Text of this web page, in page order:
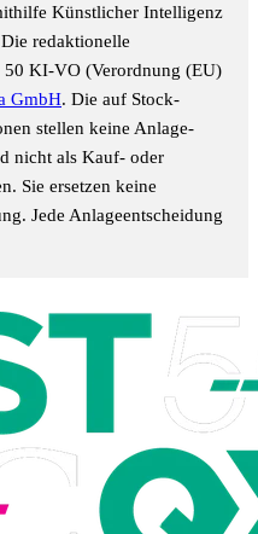
Künstlicher Intelligenz
redaktionelle
50 KI-VO (Verordnung (EU)
GmbH. Die auf Stock-
stellen keine Anlage-
nicht als Kauf- oder
Sie ersetzen keine
Jede Anlageentscheidung